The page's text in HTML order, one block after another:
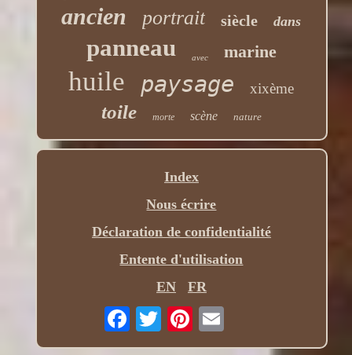
ancien portrait siècle dans
panneau avec marine
huile paysage xixème
toile morte scène nature
Index
Nous écrire
Déclaration de confidentialité
Entente d'utilisation
EN
FR